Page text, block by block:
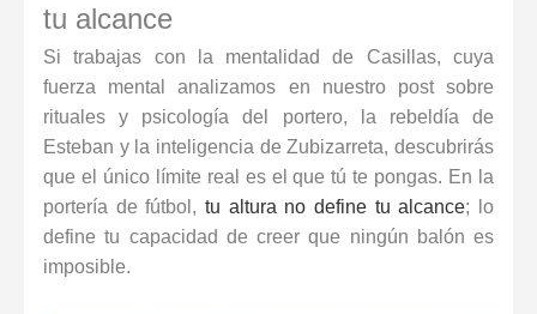
tu alcance
Si trabajas con la mentalidad de Casillas, cuya
fuerza mental analizamos en nuestro post sobre
rituales y psicología del portero, la rebeldía de
Esteban y la inteligencia de Zubizarreta, descubrirás
que el único límite real es el que tú te pongas. En la
portería de fútbol, tu altura no define tu alcance; lo
define tu capacidad de creer que ningún balón es
imposible.